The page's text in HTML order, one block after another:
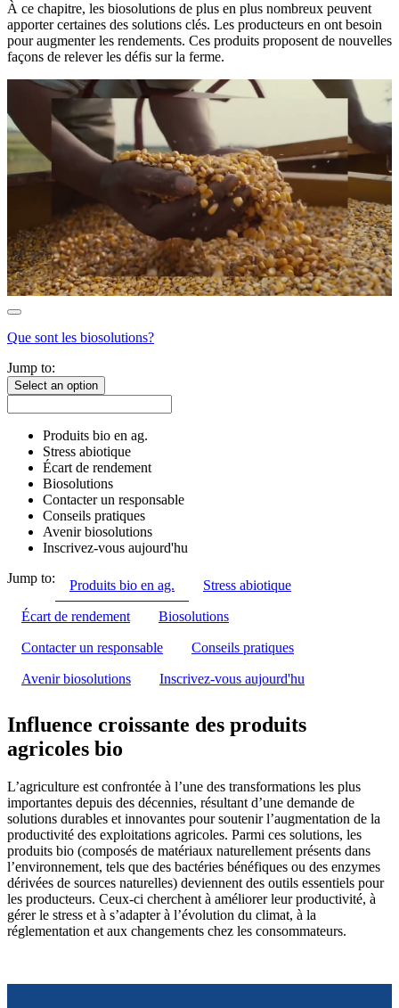
À ce chapitre, les biosolutions de plus en plus nombreux peuvent
apporter certaines des solutions clés. Les producteurs en ont besoin
pour augmenter les rendements. Ces produits proposent de nouvelles
façons de relever les défis sur la ferme.
Que sont les biosolutions?
Jump to:
Select an option
Produits bio en ag.
Stress abiotique
Écart de rendement
Biosolutions
Contacter un responsable
Conseils pratiques
Avenir biosolutions
Inscrivez-vous aujourd'hu
Jump to:
Produits bio en ag. Stress abiotique
Écart de rendement Biosolutions
Contacter un responsable Conseils pratiques
Avenir biosolutions Inscrivez-vous aujourd'hu
Influence croissante des produits
agricoles bio
L’agriculture est confrontée à l’une des transformations les plus
importantes depuis des décennies, résultant d’une demande de
solutions durables et innovantes pour soutenir l’augmentation de la
productivité des exploitations agricoles. Parmi ces solutions, les
produits bio (composés de matériaux naturellement présents dans
l’environnement, tels que des bactéries bénéfiques ou des enzymes
dérivées de sources naturelles) deviennent des outils essentiels pour
les producteurs. Ceux-ci cherchent à améliorer leur productivité, à
gérer le stress et à s’adapter à l’évolution du climat, à la
réglementation et aux changements chez les consommateurs.